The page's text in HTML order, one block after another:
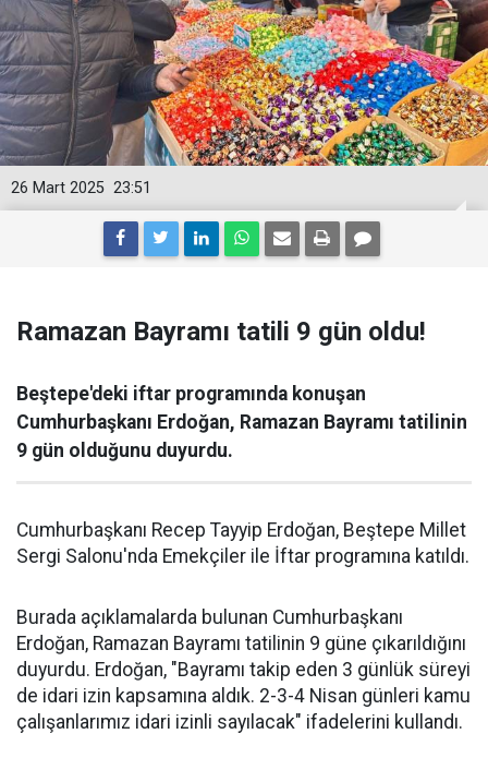
23:51
26 Mart 2025
Ramazan Bayramı tatili 9 gün oldu!
Beştepe'deki iftar programında konuşan
Cumhurbaşkanı Erdoğan, Ramazan Bayramı tatilinin
9 gün olduğunu duyurdu.
Cumhurbaşkanı Recep Tayyip Erdoğan, Beştepe Millet
Sergi Salonu'nda Emekçiler ile İftar programına katıldı.
Burada açıklamalarda bulunan Cumhurbaşkanı
Erdoğan, Ramazan Bayramı tatilinin 9 güne çıkarıldığını
duyurdu. Erdoğan, "Bayramı takip eden 3 günlük süreyi
de idari izin kapsamına aldık. 2-3-4 Nisan günleri kamu
çalışanlarımız idari izinli sayılacak" ifadelerini kullandı.